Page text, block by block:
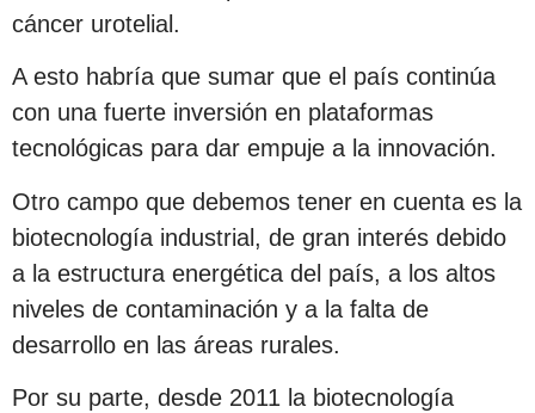
cáncer urotelial.
A esto habría que sumar que el país continúa
con una fuerte inversión en plataformas
tecnológicas para dar empuje a la innovación.
Otro campo que debemos tener en cuenta es la
biotecnología industrial, de gran interés debido
a la estructura energética del país, a los altos
niveles de contaminación y a la falta de
desarrollo en las áreas rurales.
Por su parte, desde 2011 la biotecnología